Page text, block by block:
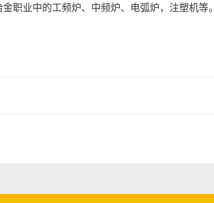
职业中的工频炉、中频炉、电弧炉，注塑机等。